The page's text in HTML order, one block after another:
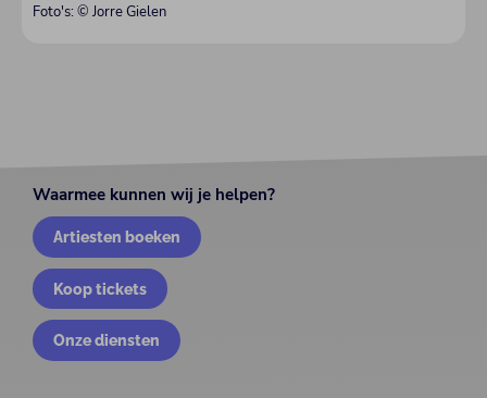
Foto's: © Jorre Gielen
Waarmee kunnen wij je helpen?
Artiesten boeken
Koop tickets
Onze diensten